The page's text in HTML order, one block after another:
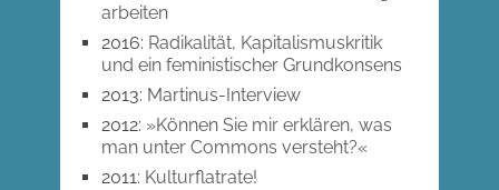
arbeiten
2016: Radikalität, Kapitalismuskritik
und ein feministischer Grundkonsens
2013: Martinus-Interview
2012: »Können Sie mir erklären, was
man unter Commons versteht?«
2011: Kulturflatrate!